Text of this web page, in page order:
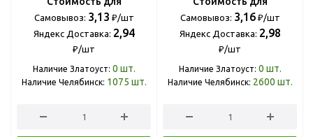
Самовывоз: 3,13 ₽/шт
Яндекс Доставка: 2,94
₽/шт
Наличие Златоуст: 0 шт.
Наличие Челябинск: 1075 шт.
Самовывоз: 3,16₽/шт
Яндекс Доставка: 2,98
₽/шт
Наличие Златоуст: 0 шт.
Наличие Челябинск: 2600 шт.